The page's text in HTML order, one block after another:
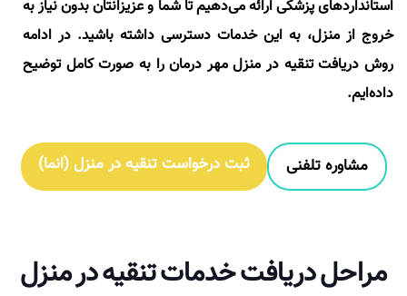
استانداردهای پزشکی ارائه می‌دهیم تا شما و عزیزانتان بدون نیاز به
خروج از منزل، به این خدمات دسترسی داشته باشید. در ادامه
روش دریافت تنقیه در منزل مهر درمان را به صورت کامل توضیح
داده‌ایم.
مشاوره تلفنی ثبت درخواست تنقیه در منزل (انما)
مراحل دریافت خدمات تنقیه در منزل